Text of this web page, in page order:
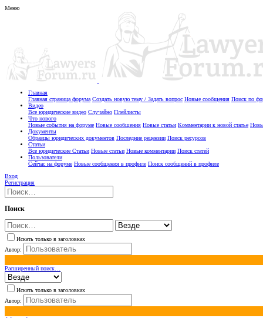
Меню
Главная
Главная страница форума Создать новую тему / Задать вопрос Новые сообщения Поиск по
Видео
Все юридические видео Случайно Плейлисты
Что нового
Новые события на форуме Новые сообщения Новые статьи Комментарии к новой статье
Документы
Образцы юридических документов Последние рецензии Поиск ресурсов
Статьи
Все юридические Статьи Новые статьи Новые комментарии Поиск статей
Пользователи
Сейчас на форуме Новые сообщения в профиле Поиск сообщений в профиле
Вход
Регистрация
Поиск
Искать только в заголовках
Автор:
Расширенный поиск…
Искать только в заголовках
Автор: